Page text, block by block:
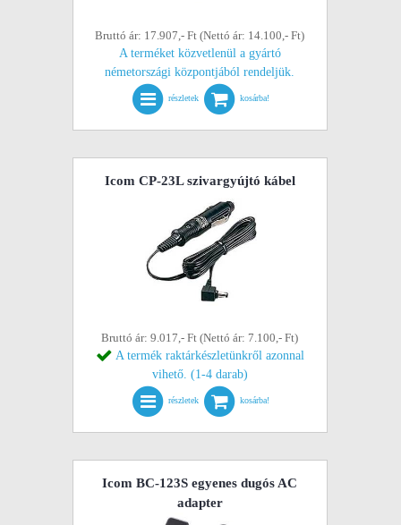
Bruttó ár: 17.907,- Ft (Nettó ár: 14.100,- Ft)
A terméket közvetlenül a gyártó
németországi központjából rendeljük.
részletek kosárba!
Icom CP-23L szivargyújtó kábel
Bruttó ár: 9.017,- Ft (Nettó ár: 7.100,- Ft)
A termék raktárkészletünkről azonnal
vihető. (1-4 darab)
részletek kosárba!
Icom BC-123S egyenes dugós AC
adapter